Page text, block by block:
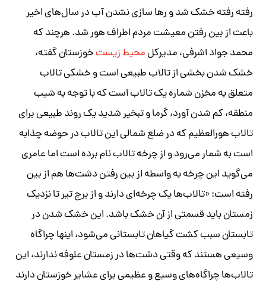
رفته رفته خشک شد و رها سازی نشدن آب در سال‌های اخیر
باعث از بین رفتن معیشت مردم اطراف هور شد. هرچند که
محمد جواد اشرفی، مدیرکلمحیط زیستخوزستان گفته،
خشک شدن بخشی از تالاب طبیعی است و خشکی تالاب
متعلق به مخزن شماره یک تالاب است که با توجه به شیب
منطقه، کم شدن آورد، گرما و تبخیر شدید یک روند طبیعی برای
تالاب هورالعظیم که در ضلع شمالی این تالاب در حوضه چذابه
است به شمار می‌رود و از چرخه تالاب نام برده است اما عامری
می‌گوید این چرخه به واسطه از بین رفتن دشت‌ها هم از بین
رفته است: «تالاب‌ها یک چرخه‌ای دارند و از برج تیر تا نزدیک
زمستان باید قسمتی از آن خشک باشد. این خشک شدن در
تابستان سبب کشت گیاهان تابستانی می‌شود، اینها چراگاه
وسیعی هستند که وقتی دشت‌ها در زمستان علوفه ندارند، این
تالاب‌ها چراگاه‌های وسیع و عظیمی برای عشایر خوزستان دارند